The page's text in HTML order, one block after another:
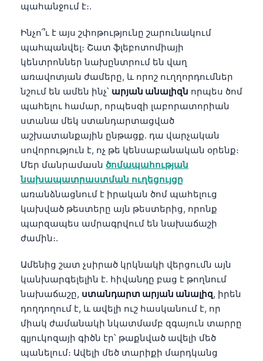
պահանջում է։.
Ինչո՞ւ է այս շփոթությունը շարունակում
պահպանվել։ Շատ ֆլեբոտոմիայի
կենտրոններ նախընտրում են վաղ
առավոտյան ժամերը, և որոշ ուղղորդումներ
նշում են ամեն ինչ՝ արյան անալիզն որպես ծոմ
պահելու համար, որպեսզի լաբորատորիան
ստանա մեկ ստանդարտացված
աշխատանքային ընթացք. դա վարչական
սովորություն է, ոչ թե կենսաբանական օրենք։
Մեր մանրամասն ծոմապահության
նախապատրաստման ուղեցույցը
առանձնացնում է իրական ծոմ պահելուց
կախված թեստերը այն թեստերից, որոնք
պարզապես ամրագրվում են նախաճաշի
ժամին։.
Ամենից շատ չսիրած կրկնակի վերցումն այն
կանխարգելելին է. հիվանդը բաց է թողնում
նախաճաշը, ստանդարտ արյան անալիզ, իրեն
դողդողում է, և ավելի ուշ հասկանում է, որ
միակ ժամանակի նկատմամբ զգայուն տարրը
գլյուկոզայի գիծն էր՝ թաքնված ավելի մեծ
պանելում։ Ավելի մեծ տարիքի մարդկանց